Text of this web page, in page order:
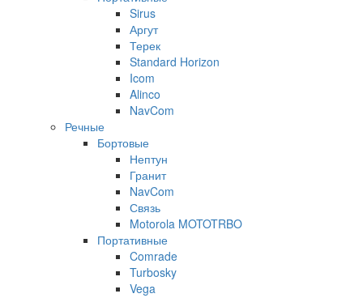
Sirus
Аргут
Терек
Standard Horizon
Icom
Alinco
NavCom
Речные
Бортовые
Нептун
Гранит
NavCom
Связь
Motorola MOTOTRBO
Портативные
Comrade
Turbosky
Vega